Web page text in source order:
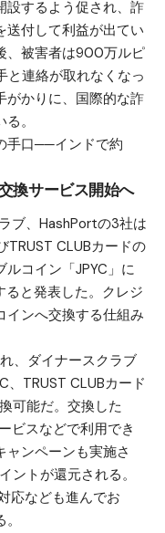
設するよう促され、詐
送付して利益が出てい
、被害者は900万ルピ
連絡が取れなくなっ
がかりに、国際的な詐
。
手口──インドで約
換サービス開始へ
ブ、HashPortの3社は
TRUST CLUBカードの
コイン「JPYC」に
ると発表した。クレジ
インへ交換する仕組み
、ダイナースクラブ
TRUST CLUBカード
可能だ。交換した
ビスなどで利用でき
ャンペーンも実施さ
トが還元される。
応なども進んでお